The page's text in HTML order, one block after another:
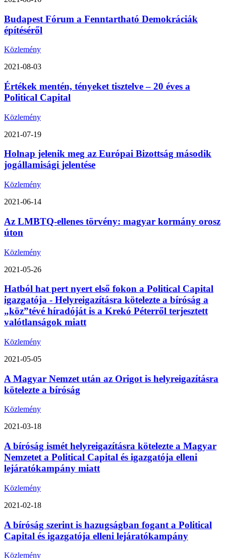
Budapest Fórum a Fenntartható Demokráciák
építéséről
Közlemény
2021-08-03
Értékek mentén, tényeket tisztelve – 20 éves a
Political Capital
Közlemény
2021-07-19
Holnap jelenik meg az Európai Bizottság második
jogállamisági jelentése
Közlemény
2021-06-14
Az LMBTQ-ellenes törvény: magyar kormány orosz
úton
Közlemény
2021-05-26
Hatból hat pert nyert első fokon a Political Capital
igazgatója - Helyreigazításra kötelezte a bíróság a
„köz”tévé híradóját is a Krekó Péterről terjesztett
valótlanságok miatt
Közlemény
2021-05-05
A Magyar Nemzet után az Origot is helyreigazításra
kötelezte a bíróság
Közlemény
2021-03-18
A bíróság ismét helyreigazításra kötelezte a Magyar
Nemzetet a Political Capital és igazgatója elleni
lejáratókampány miatt
Közlemény
2021-02-18
A bíróság szerint is hazugságban fogant a Political
Capital és igazgatója elleni lejáratókampány
Közlemény